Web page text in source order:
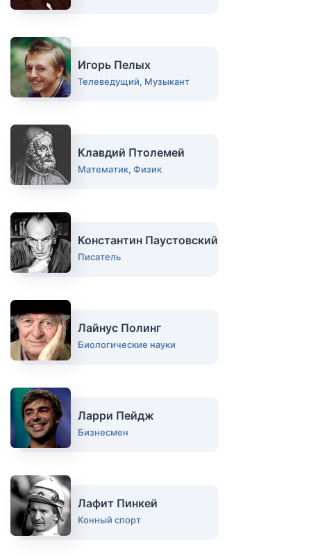
Игорь Пелых
Телеведущий, Музыкант
Клавдий Птолемей
Математик, Физик
Константин Паустовский
Писатель
Лайнус Полинг
Биологические науки
Ларри Пейдж
Бизнесмен
Лафит Пинкей
Конный спорт